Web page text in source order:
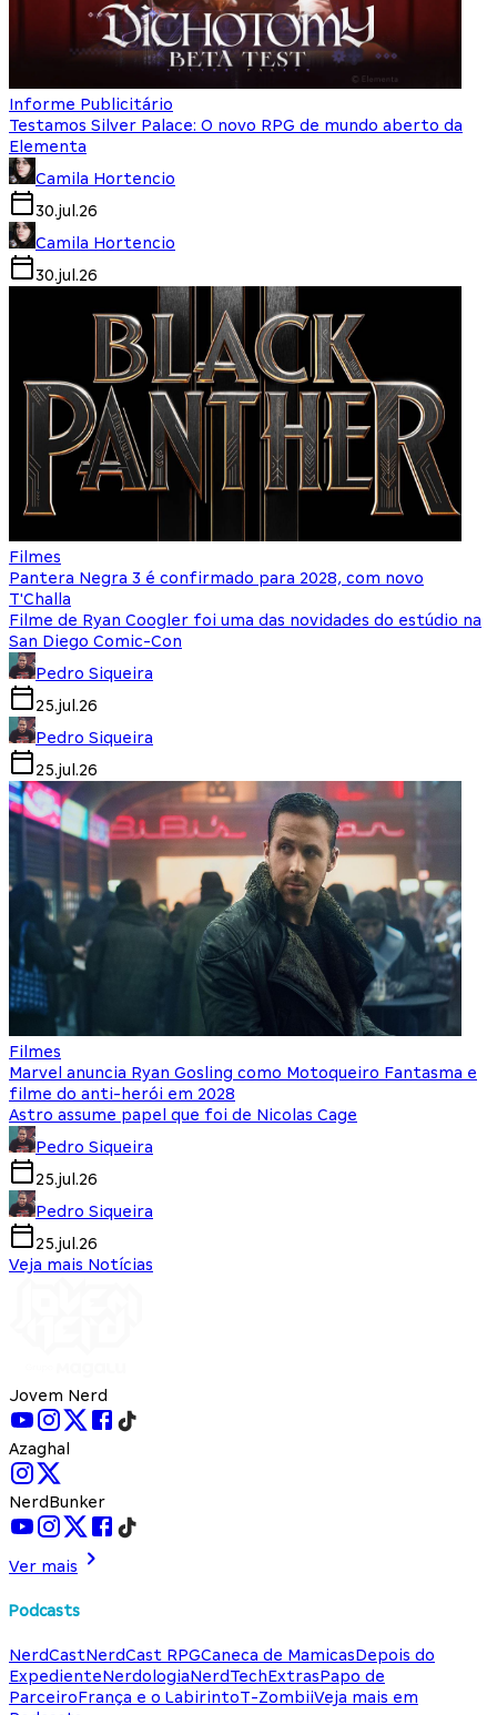
Informe Publicitário
Testamos Silver Palace: O novo RPG de mundo aberto da
Elementa
Camila Hortencio
30.jul.26
Camila Hortencio
30.jul.26
Filmes
Pantera Negra 3 é confirmado para 2028, com novo
T'Challa
Filme de Ryan Coogler foi uma das novidades do estúdio na
San Diego Comic-Con
Pedro Siqueira
25.jul.26
Pedro Siqueira
25.jul.26
Filmes
Marvel anuncia Ryan Gosling como Motoqueiro Fantasma e
filme do anti-herói em 2028
Astro assume papel que foi de Nicolas Cage
Pedro Siqueira
25.jul.26
Pedro Siqueira
25.jul.26
Veja mais Notícias
Jovem Nerd
Azaghal
NerdBunker
Ver mais
Podcasts
NerdCastNerdCast RPGCaneca de MamicasDepois do
ExpedienteNerdologiaNerdTechExtrasPapo de
ParceiroFrança e o LabirintoT-ZombiiVeja mais em